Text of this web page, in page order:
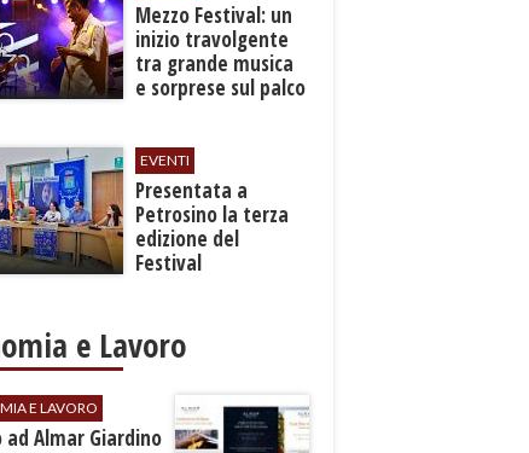
Mezzo Festival: un
inizio travolgente
tra grande musica
e sorprese sul palco
EVENTI
Presentata a
Petrosino la terza
edizione del
Festival
"Voci dal
Mediterraneo"
e Lavoro
E LAVORO
ad Almar Giardino